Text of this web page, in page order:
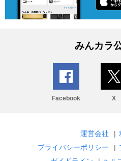
みんカラ
Facebook X
運営会社 |
プライバシーポリシー
|